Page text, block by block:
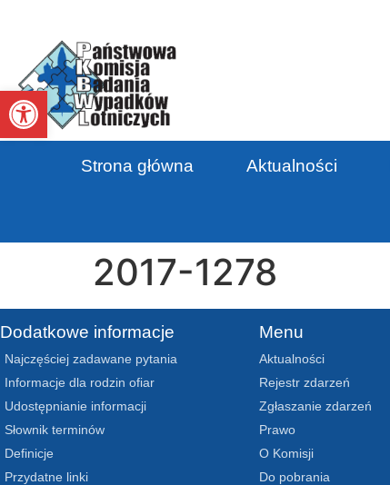
Otwórz pasek narzędzi
Strona główna Aktualności
2017-1278
Dodatkowe informacje
Najczęściej zadawane pytania
Informacje dla rodzin ofiar
Udostępnianie informacji
Słownik terminów
Definicje
Przydatne linki
Menu
Aktualności
Rejestr zdarzeń
Zgłaszanie zdarzeń
Prawo
O Komisji
Do pobrania